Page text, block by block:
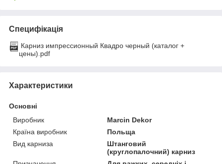
Специфікація
Карниз импрессионный Квадро черный (каталог +
цены).pdf
Характеристики
Основні
Виробник
Marcin Dekor
Країна виробник
Польща
Вид карниза
Штанговий
(круглопалочний) карниз